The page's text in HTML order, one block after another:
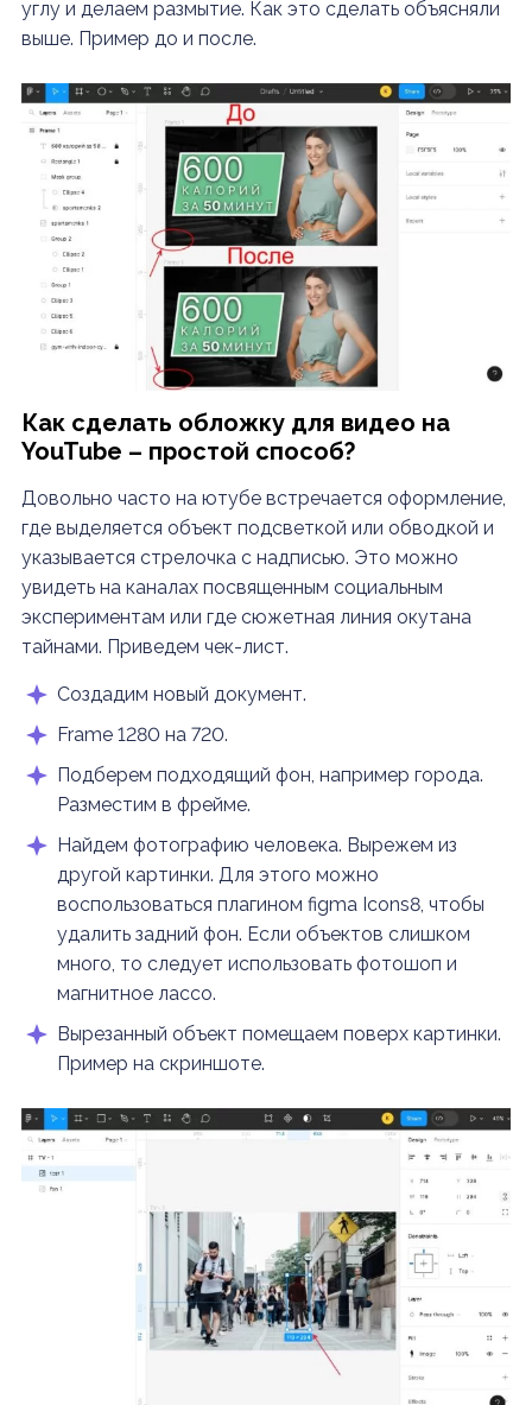
углу и делаем размытие. Как это сделать объясняли
выше. Пример до и после.
Как сделать обложку для видео на
YouTube – простой способ?
Довольно часто на ютубе встречается оформление,
где выделяется объект подсветкой или обводкой и
указывается стрелочка с надписью. Это можно
увидеть на каналах посвященным социальным
экспериментам или где сюжетная линия окутана
тайнами. Приведем чек-лист.
Создадим новый документ.
Frame 1280 на 720.
Подберем подходящий фон, например города.
Разместим в фрейме.
Найдем фотографию человека. Вырежем из
другой картинки. Для этого можно
воспользоваться плагином figma Icons8, чтобы
удалить задний фон. Если объектов слишком
много, то следует использовать фотошоп и
магнитное лассо.
Вырезанный объект помещаем поверх картинки.
Пример на скриншоте.